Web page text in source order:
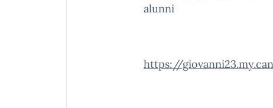
alunni
https://